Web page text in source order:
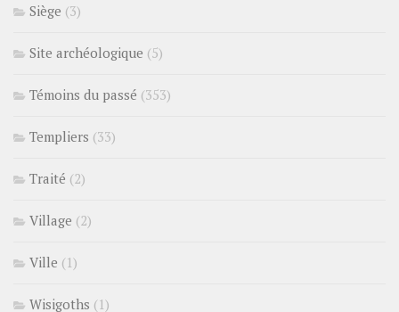
Siège (3)
Site archéologique (5)
Témoins du passé (353)
Templiers (33)
Traité (2)
Village (2)
Ville (1)
Wisigoths (1)